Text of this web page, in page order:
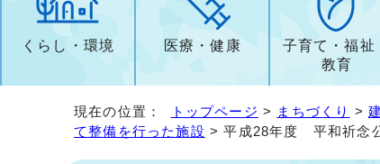
くらし・環境 医療・健康
子育て・福祉
教育
現在の位置： トップページ > まちづくり >
て整備を行った施設 > 平成28年度 平和祈念